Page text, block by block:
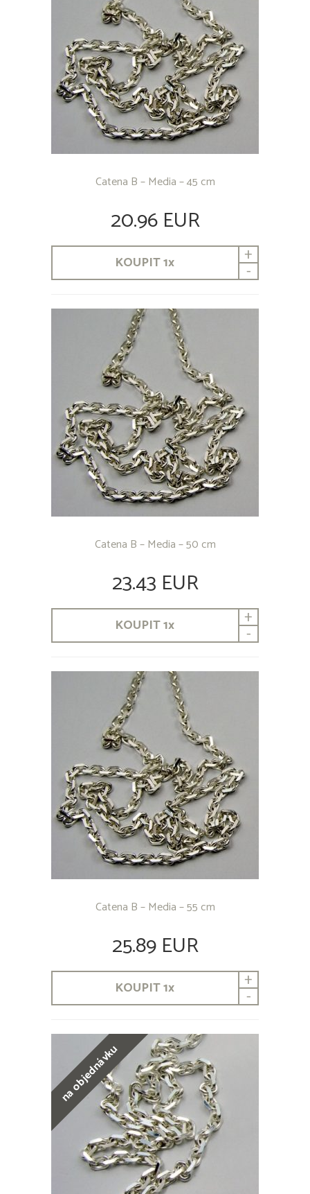
Catena B – Media – 45 cm
20.96 EUR
KOUPIT1x +
-
Catena B – Media – 50 cm
23.43 EUR
KOUPIT1x +
-
Catena B – Media – 55 cm
25.89 EUR
KOUPIT1x +
-
na objednávku